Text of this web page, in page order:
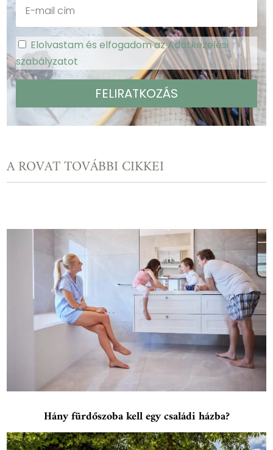
Elolvastam és elfogadom az Adatkezelési
szabályzatot
A ROVAT TOVÁBBI CIKKEI
Hány fürdőszoba kell egy családi házba?